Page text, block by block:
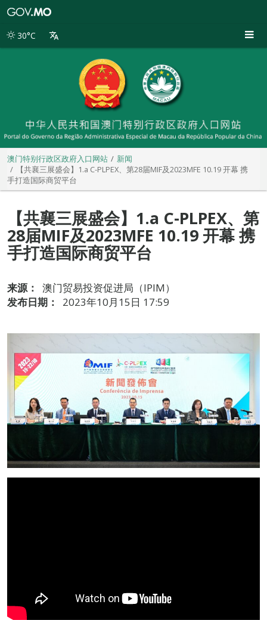
别
30°C
澳门特别行政区政府入口网站
新闻
【共襄三展盛会】1.a C-PLPEX、第28届MIF及2023MFE 10.19 开幕 携
手打造国际商贸平台
【共襄三展盛会】1.a C-PLPEX、第
28届MIF及2023MFE 10.19 开幕 携
手打造国际商贸平台
来源：
澳门贸易投资促进局（IPIM）
发布日期：
2023年10月15日 17:59